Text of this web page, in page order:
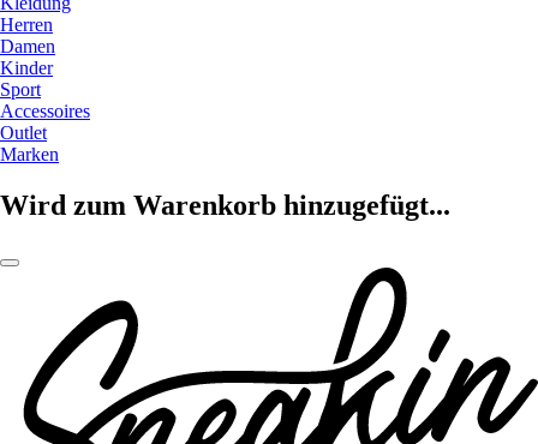
Herren
Damen
Kinder
Sport
Accessoires
Outlet
Marken
Wird zum Warenkorb hinzugefügt...